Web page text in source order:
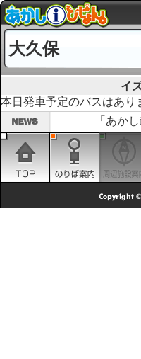
大久保
イ
本日発車予定のバスはあり
「あか